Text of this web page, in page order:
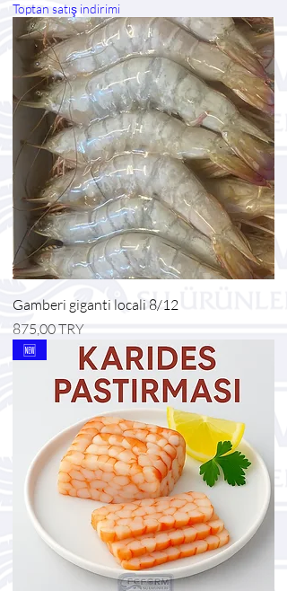
Toptan satış indirimi
Gamberi giganti locali 8/12
Prezzo
875,00 TRY
🆕